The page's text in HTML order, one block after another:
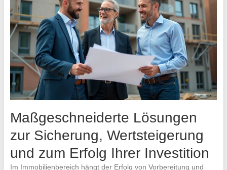
Maßgeschneiderte Lösungen
zur Sicherung, Wertsteigerung
und zum Erfolg Ihrer Investition
Im Immobilienbereich hängt der Erfolg von Vorbereitung und